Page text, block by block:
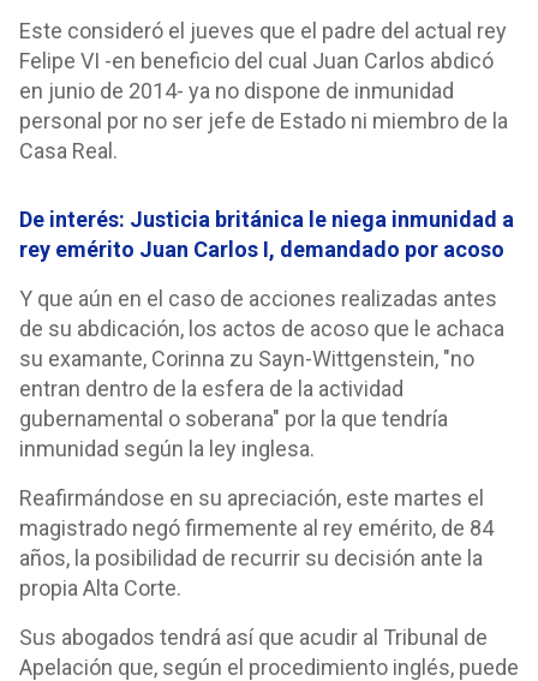
Este consideró el jueves que el padre del actual rey
Felipe VI -en beneficio del cual Juan Carlos abdicó
en junio de 2014- ya no dispone de inmunidad
personal por no ser jefe de Estado ni miembro de la
Casa Real.
De interés: Justicia británica le niega inmunidad a
rey emérito Juan Carlos I, demandado por acoso
Y que aún en el caso de acciones realizadas antes
de su abdicación, los actos de acoso que le achaca
su examante, Corinna zu Sayn-Wittgenstein, "no
entran dentro de la esfera de la actividad
gubernamental o soberana" por la que tendría
inmunidad según la ley inglesa.
Reafirmándose en su apreciación, este martes el
magistrado negó firmemente al rey emérito, de 84
años, la posibilidad de recurrir su decisión ante la
propia Alta Corte.
Sus abogados tendrá así que acudir al Tribunal de
Apelación que, según el procedimiento inglés, puede